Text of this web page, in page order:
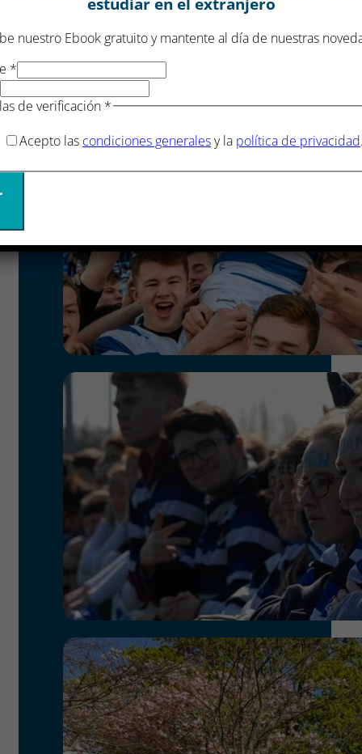
nuestro Ebook gratuito y mantente al día de nuestras
*
de verificación *
Acepto las condiciones generalesy la política de privacidad